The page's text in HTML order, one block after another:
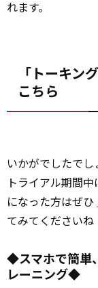
れます。
「トーキン
こちら
いかがでしたでし
トライアル期間
になった方はぜひ
てみてくださいね
◆スマホで簡単
レーニング◆